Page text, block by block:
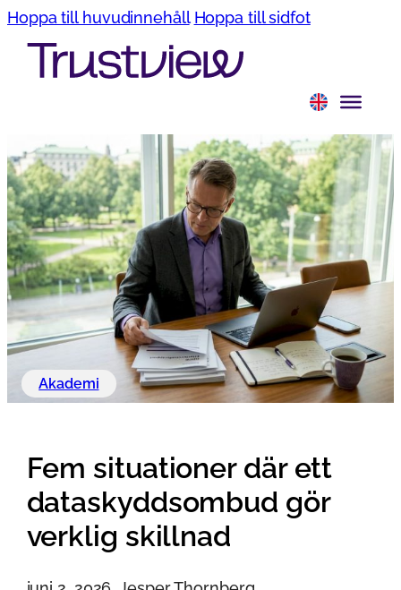
Hoppa till huvudinnehåll Hoppa till sidfot
Akademi
Fem situationer där ett
dataskyddsombud gör
verklig skillnad